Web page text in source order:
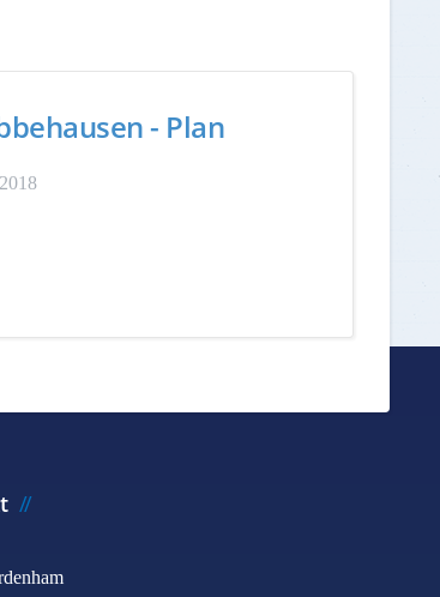
- Plan